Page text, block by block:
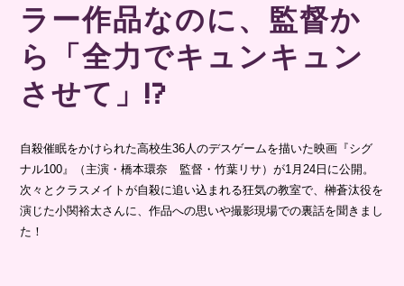
ラー作品なのに、監督か
ら「全力でキュンキュン
させて」!?
自殺催眠をかけられた高校生36人のデスゲームを描いた映画『シグ
ナル100』（主演・橋本環奈 監督・竹葉リサ）が1月24日に公開。
次々とクラスメイトが自殺に追い込まれる狂気の教室で、榊蒼汰役を
演じた小関裕太さんに、作品への思いや撮影現場での裏話を聞きまし
た！